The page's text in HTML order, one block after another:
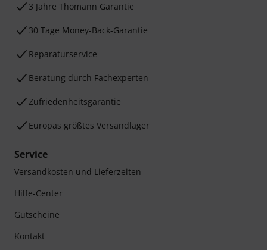
3 Jahre Thomann Garantie
30 Tage Money-Back-Garantie
Reparaturservice
Beratung durch Fachexperten
Zufriedenheitsgarantie
Europas größtes Versandlager
Service
Versandkosten und Lieferzeiten
Hilfe-Center
Gutscheine
Kontakt